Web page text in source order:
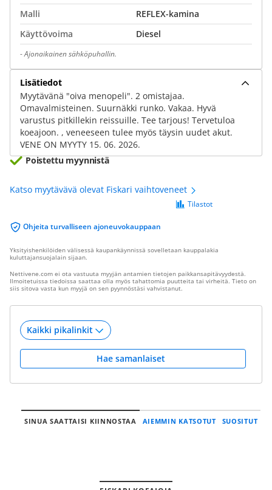
Malli
REFLEX-kamina
Käyttövoima
Diesel
-Ajonaikainen sähköpuhallin.
Lisätiedot
Myytävänä "oiva menopeli". 2 omistajaa.
Omavalmisteinen. Suurnäkki runko. Vakaa. Hyvä
varustus pitkillekin reissuille. Tee tarjous! Tervetuloa
koeajoon. , veneeseen tulee myös täysin uudet akut.
VENE ON MYYTY 15. 06. 2026.
Poistettu myynnistä
Katso myytävävä olevat Fiskari vaihtoveneet
Ohjeita turvalliseen ajoneuvokauppaan
Tilastot
Yksityishenkilöiden välisessä kaupankäynnissä sovelletaan kauppalakia
kuluttajansuojalain sijaan.
Nettivene.com ei ota vastuuta myyjän antamien tietojen paikkansapitävyydestä.
Ilmoitetuissa tiedoissa saattaa olla myös tahattomia puutteita tai virheitä. Tieto on
siis sitova vasta kun myyjä on sen pyynnöstäsi vahvistanut.
Hae samanlaiset
SINUA SAATTAISI KIINNOSTAA AIEMMIN KATSOTUT SUOSITUT